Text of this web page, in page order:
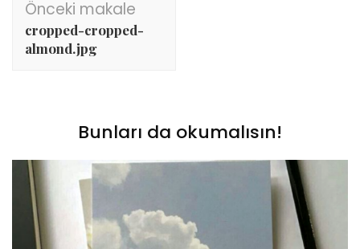
dolaşımı
Önceki makale
cropped-cropped-
almond.jpg
Bunları da okumalısın!